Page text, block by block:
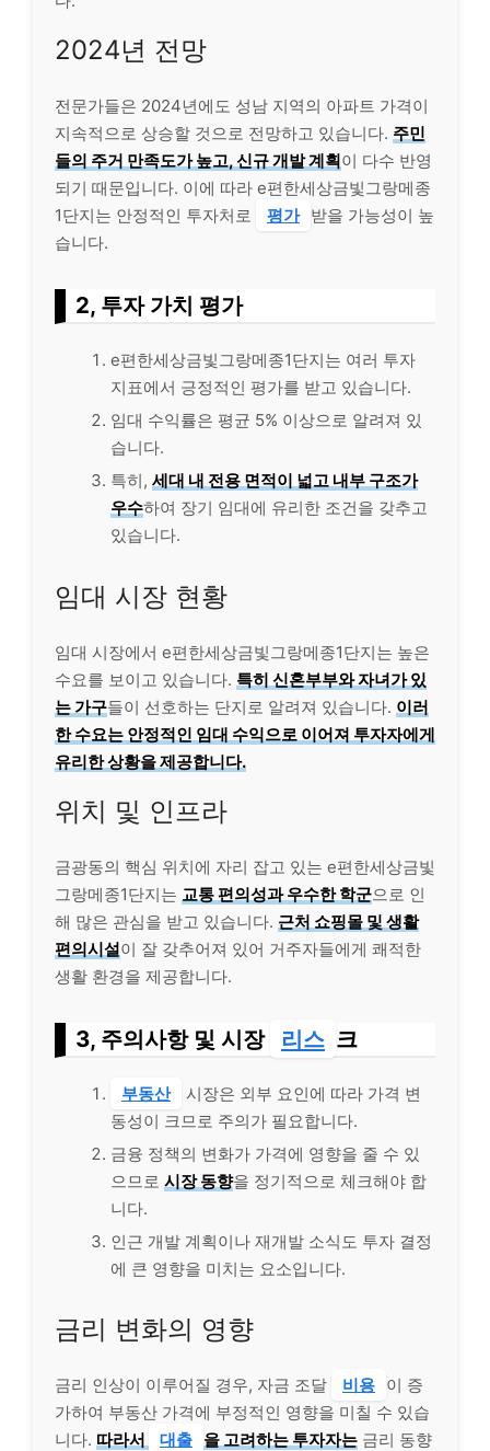
2024년 전망
전문가들은 2024년에도 성남 지역의 아파트 가격이
지속적으로 상승할 것으로 전망하고 있습니다. 주민
들의 주거 만족도가 높고, 신규 개발 계획이 다수 반영
되기 때문입니다. 이에 따라 e편한세상금빛그랑메종
1단지는 안정적인 투자처로
평가 받을 가능성이 높
습니다.
2, 투자 가치 평가
e편한세상금빛그랑메종1단지는 여러 투자
지표에서 긍정적인 평가를 받고 있습니다.
임대 수익률은 평균 5% 이상으로 알려져 있
습니다.
특히, 세대 내 전용 면적이 넓고 내부 구조가
우수하여 장기 임대에 유리한 조건을 갖추고
있습니다.
임대 시장 현황
임대 시장에서 e편한세상금빛그랑메종1단지는 높은
수요를 보이고 있습니다. 특히 신혼부부와 자녀가 있
는 가구들이 선호하는 단지로 알려져 있습니다. 이러
한 수요는 안정적인 임대 수익으로 이어져 투자자에게
유리한 상황을 제공합니다.
위치 및 인프라
금광동의 핵심 위치에 자리 잡고 있는 e편한세상금빛
그랑메종1단지는 교통 편의성과 우수한 학군으로 인
해 많은 관심을 받고 있습니다. 근처 쇼핑몰 및 생활
편의시설이 잘 갖추어져 있어 거주자들에게 쾌적한
생활 환경을 제공합니다.
3, 주의사항 및 시장 리스 크
부동산
시장은 외부 요인에 따라 가격 변
동성이 크므로 주의가 필요합니다.
금융 정책의 변화가 가격에 영향을 줄 수 있
으므로 시장 동향을 정기적으로 체크해야 합
니다.
인근 개발 계획이나 재개발 소식도 투자 결정
에 큰 영향을 미치는 요소입니다.
금리 변화의 영향
금리 인상이 이루어질 경우, 자금 조달 비용 이 증
가하여 부동산 가격에 부정적인 영향을 미칠 수 있습
니다. 따라서 대출 을 고려하는 투자자는 금리 동향